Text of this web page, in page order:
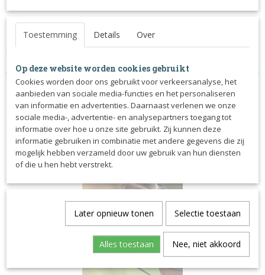
• De teugels zijn 1/2" (13 mm) breed
• De TRUST Arezzo teugels komen in de combinatie zwart
en bruin met zilveren gespen en bruin met gouden gespen
Ook interessant
Toestemming Details Over
Op deze website worden cookies gebruikt
Cookies worden door ons gebruikt voor verkeersanalyse, het
aanbieden van sociale media-functies en het personaliseren
van informatie en advertenties. Daarnaast verlenen we onze
sociale media-, advertentie- en analysepartners toegang tot
informatie over hoe u onze site gebruikt. Zij kunnen deze
informatie gebruiken in combinatie met andere gegevens die zij
mogelijk hebben verzameld door uw gebruik van hun diensten
of die u hen hebt verstrekt.
Later opnieuw tonen Selectie toestaan
Alles toestaan Nee, niet akkoord